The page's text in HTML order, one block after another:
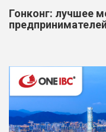
Гонконг: лучшее
предпринимателей